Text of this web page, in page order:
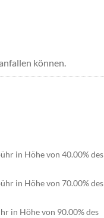
können.
in Höhe von 40.00% des
in Höhe von 70.00% des
in Höhe von 90.00% des